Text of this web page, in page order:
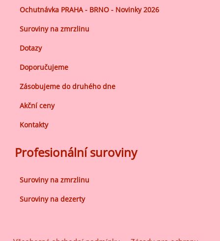
Ochutnávka PRAHA - BRNO - Novinky 2026
Suroviny na zmrzlinu
Dotazy
Doporučujeme
Zásobujeme do druhého dne
Akční ceny
Kontakty
Profesionální suroviny
Suroviny na zmrzlinu
Suroviny na dezerty